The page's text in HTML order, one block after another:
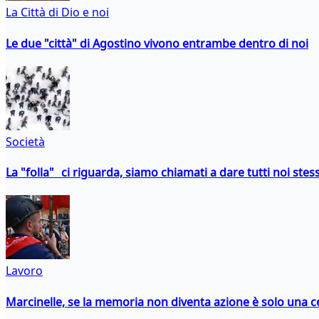
La Città di Dio e noi
Le due "città" di Agostino vivono entrambe dentro di noi
Società
La "folla" ci riguarda, siamo chiamati a dare tutti noi
Lavoro
Marcinelle, se la memoria non diventa azione è solo una